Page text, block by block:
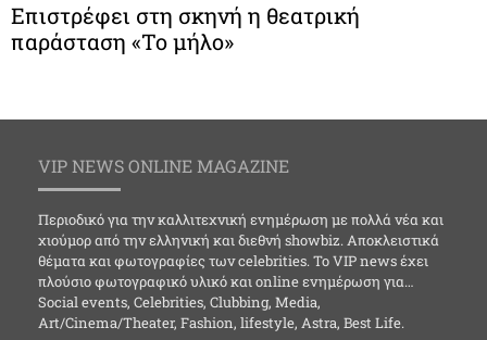
Επιστρέφει στη σκηνή η θεατρική
παράσταση «Το μήλο»
VIP NEWS ONLINE MAGAZINE
Περιοδικό για την καλλιτεχνική ενημέρωση με πολλά νέα και
χιούμορ από την ελληνική και διεθνή showbiz. Αποκλειστικά
θέματα και φωτογραφίες των celebrities. Το VIP news έχει
πλούσιο φωτογραφικό υλικό και online ενημέρωση για…
Social events, Celebrities, Clubbing, Media,
Art/Cinema/Theater, Fashion, lifestyle, Astra, Best Life.